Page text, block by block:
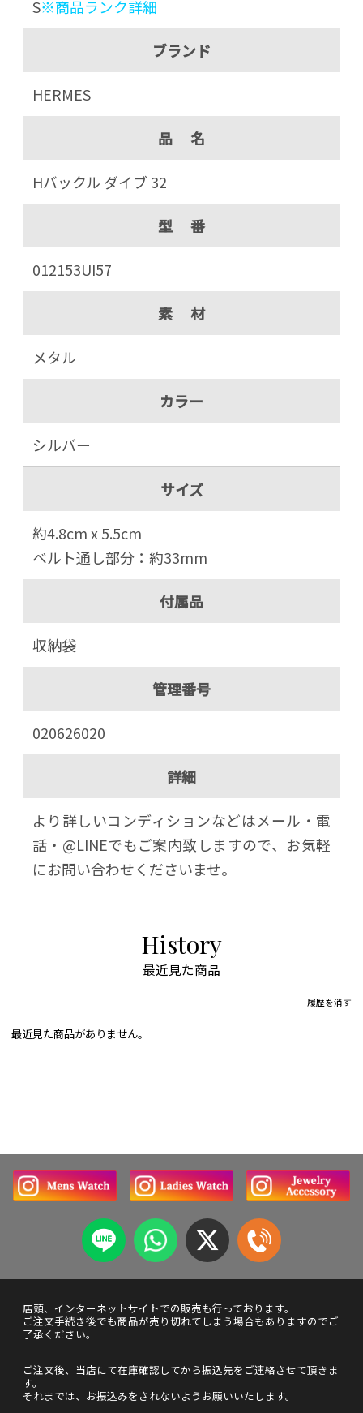
S※商品ランク詳細
ブランド
HERMES
品 名
Hバックル ダイブ 32
型 番
012153UI57
素 材
メタル
カラー
シルバー
サイズ
約4.8cm x 5.5cm
ベルト通し部分：約33mm
付属品
収納袋
管理番号
020626020
詳細
より詳しいコンディションなどはメール・電
話・@LINEでもご案内致しますので、お気軽
にお問い合わせくださいませ。
History
最近見た商品
履歴を消す
最近見た商品がありません。
店頭、インターネットサイトでの販売も行っております。
ご注文手続き後でも商品が売り切れてしまう場合もありますのでご
了承ください。
ご注文後、当店にて在庫確認してから振込先をご連絡させて頂きま
す。
それまでは、お振込みをされないようお願いいたします。